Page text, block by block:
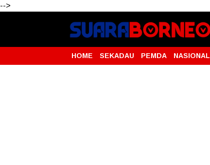
-->
HOME SEKADAU PEMDA NASIONAL